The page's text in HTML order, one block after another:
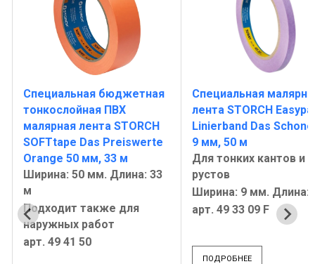
Специальная бюджетная
тонкослойная ПВХ
малярная лента STORCH
SOFTtape Das Preiswerte
Orange 50 мм, 33 м
Ширина: 50 мм. Длина: 33
м
Подходит также для
наружных работ
арт. 49 41 50
Специальная
лента STORCH
Linierband Das
9 мм, 50 м
Для тонких кантов и
рустов
Ширина: 9 мм. Длина:
арт. 49 33 09 F
ПОДРОБНЕЕ